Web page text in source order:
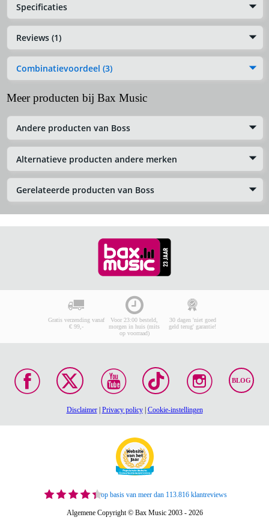
Specificaties
Reviews (1)
Combinatievoordeel (3)
Meer producten bij Bax Music
Andere producten van Boss
Alternatieve producten andere merken
Gerelateerde producten van Boss
Gratis verzending vanaf
€ 99,-
Voor 23:00 besteld,
morgen in huis (mits
op voorraad)
30 dagen 'niet goed
geld terug' garantie!
BLOG
Disclaimer| Privacy policy| Cookie-instellingen
op basis van meer dan 113.816 klantreviews
Algemene Copyright © Bax Music 2003 - 2026